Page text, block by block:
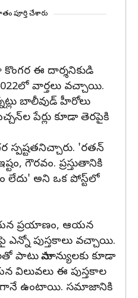
పూర్తి చేశారు
కొంగర ఈ దార్శనికుడి
వార్తలు వచ్చాయి.
బాలీవుడ్ హీరోలు
పేర్లు కూడా తెరపైకి
'రతన్
గౌరవం. ప్రస్తుతానికి
అని ఒక పోస్ట్‌లో
ప్రయాణం, ఆయన
ఎన్నో పుస్తకాలు వచ్చాయి.
పాటు సామాన్యులకు కూడా
ఈ పుస్తకాల
ఉంటాయి. సమాజానికి